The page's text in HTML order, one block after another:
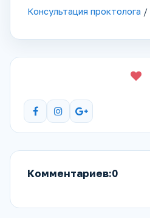
Консультация проктолога /
Комментариев:0